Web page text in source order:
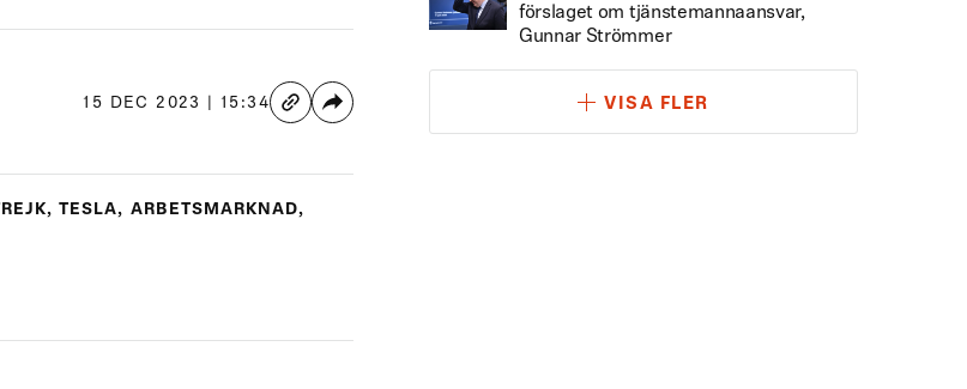
15 DEC 2023 | 15:34
, TESLA, ARBETSMARKNAD,
förslaget om tjänstemannaansvar,
Gunnar Strömmer
VISA FLER